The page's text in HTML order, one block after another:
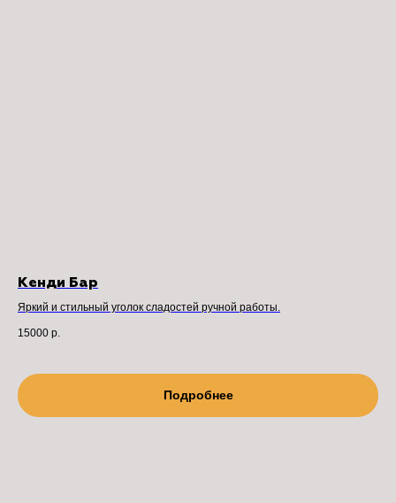
Кенди Бар
Яркий и стильный уголок сладостей ручной работы.
15000 р.
Подробнее